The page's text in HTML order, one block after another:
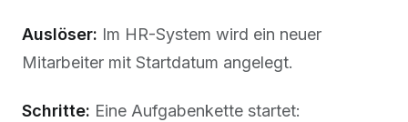
Auslöser: Im HR-System wird ein neuer
Mitarbeiter mit Startdatum angelegt.
Schritte: Eine Aufgabenkette startet: